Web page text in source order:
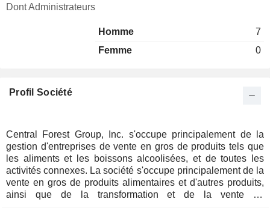
Dont Administrateurs
Homme
7
Femme
0
Profil Société
Central Forest Group, Inc. s'occupe principalement de la
gestion d'entreprises de vente en gros de produits tels que
les aliments et les boissons alcoolisées, et de toutes les
activités connexes. La société s'occupe principalement de la
vente en gros de produits alimentaires et d'autres produits,
ainsi que de la transformation et de la vente de